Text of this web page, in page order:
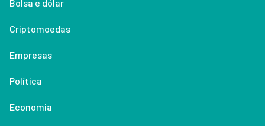
Bolsa e dólar
Criptomoedas
Empresas
Política
Economia